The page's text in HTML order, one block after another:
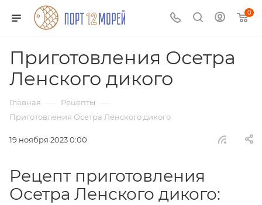
0
Приготовления Осетра
Ленского дикого
Главная — Рецепты —
Приготовления Осетра Ленского дикого
19 ноября 2023 0:00
Рецепт приготовления
Осетра Ленского дикого: